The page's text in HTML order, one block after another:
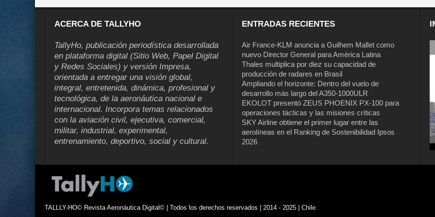
ACERCA DE TALLYHO
TallyHo, publicación periodística desarrollada
en plataforma digital (Sitio Web, Papel Digital
y Redes Sociales) y versión Impresa,
orientada a entregar una visión global,
integral, entretenida, dinámica, profesional y
tecnológica, de la aeronáutica nacional e
internacional. Incorpora temas relacionados
con la aviación civil, ejecutiva, comercial,
militar, industrial, experimental,
entrenamiento, deportivo, social y cultural.
ENTRADAS RECIENTES
Air France-KLM anuncia a Guilhem Mallet como
nuevo Director General para América Latina
Thales multiplica por diez su capacidad de
producción de radares en Brasil
Ampliando el horizonte: Dentro del vuelo de
desarrollo más largo del A350-1000ULR
EKOLOT presentó ZEUS PHOENIX PX-100 para
operaciones tácticas y las misiones críticas
SKY Airline obtiene el primer lugar entre las
aerolíneas en el Ranking de Sostenibilidad Ipsos
2026
Air France-KLM anuncia a Guilhem
Mallet como nuevo Director General
para América Latina
TALLLY-HO© Revista Aeronáutica Digital© | Todos los derechos reservados | 2014 - 2025 | Chile